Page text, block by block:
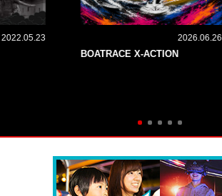
2022.05.23 2026.06.26
BOATRACE X-ACTION